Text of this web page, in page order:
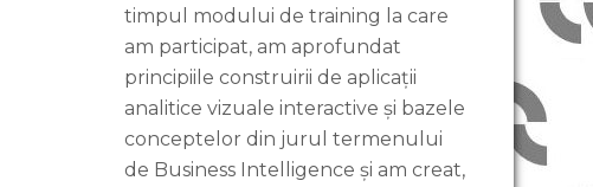
timpul modului de training la care
am participat, am aprofundat
principiile construirii de aplicații
analitice vizuale interactive și bazele
conceptelor din jurul termenului
de Business Intelligence și am creat,